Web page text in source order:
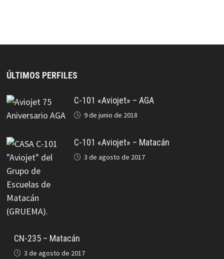
ÚLTIMOS PERFILES
C-101 «Aviojet» – AGA
9 de junio de 2018
C-101 «Aviojet» – Matacán
3 de agosto de 2017
CN-235 – Matacán
3 de agosto de 2017